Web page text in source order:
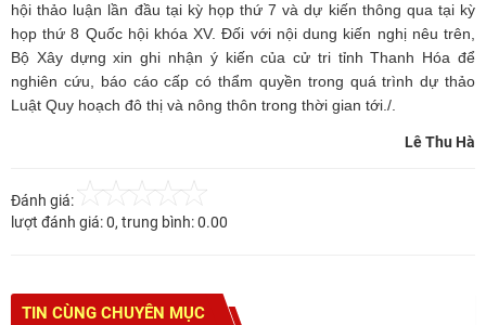
hội thảo luận lần đầu tại kỳ họp thứ 7 và dự kiến thông qua tại kỳ
họp thứ 8 Quốc hội khóa XV. Đối với nội dung kiến nghị nêu trên,
Bộ Xây dựng xin ghi nhận ý kiến của cử tri tỉnh Thanh Hóa để
nghiên cứu, báo cáo cấp có thẩm quyền trong quá trình dự thảo
Luật Quy hoạch đô thị và nông thôn trong thời gian tới./.
Lê Thu Hà
Đánh giá:
lượt đánh giá:0, trung bình:0.00
TIN CÙNG CHUYÊN MỤC